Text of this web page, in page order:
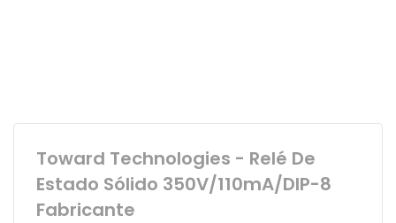
Toward Technologies - Relé De
Estado Sólido 350V/110mA/DIP-8
Fabricante